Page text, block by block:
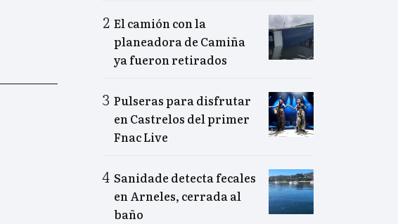
El camión con la
planeadora de Camiña
ya fueron retirados
Pulseras para disfrutar
en Castrelos del primer
Fnac Live
Sanidade detecta fecales
en Arneles, cerrada al
baño